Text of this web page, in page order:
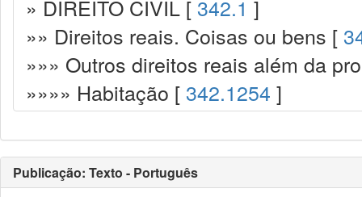
» DIREITO CIVIL [ 342.1 ]
»» Direitos reais. Coisas ou bens [
»»» Outros direitos reais além da
»»»» Habitação [ 342.1254 ]
Publicação: Texto - Português